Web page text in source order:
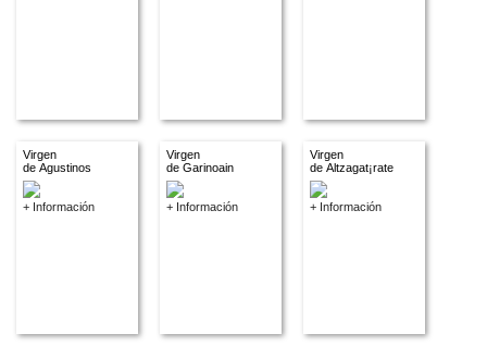
Virgen
de Agustinos
+ Información
Virgen
de Garinoain
+ Información
Virgen
de Altzagat¡rate
+ Información